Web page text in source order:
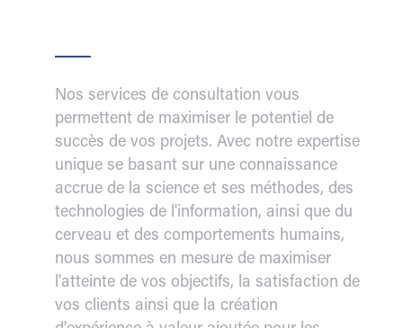
Nos services de consultation vous
permettent de maximiser le potentiel de
succès de vos projets. Avec notre expertise
unique se basant sur une connaissance
accrue de la science et ses méthodes, des
technologies de l'information, ainsi que du
cerveau et des comportements humains,
nous sommes en mesure de maximiser
l'atteinte de vos objectifs, la satisfaction de
vos clients ainsi que la création